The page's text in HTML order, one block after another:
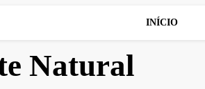
INÍCIO
Natural